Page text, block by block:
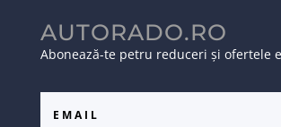
AUTORADO.RO
Abonează-te petru reduceri și ofertele